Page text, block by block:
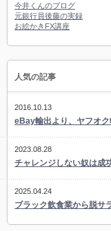
今井くんのブログ
元銀行員後藤の実録
お絵かきFX講座
人気の記事
2016.10.13
eBay輸出より、ヤフオ
2023.08.28
チャレンジしない奴は成
2025.04.24
ブラック飲食業から脱サ